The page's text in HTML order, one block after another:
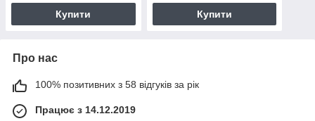
Купити Купити
Про нас
100% позитивних з 58 відгуків за рік
Працює з 14.12.2019